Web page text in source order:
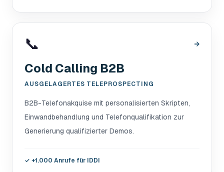
📞 →
Cold Calling B2B
AUSGELAGERTES TELEPROSPECTING
B2B-Telefonakquise mit personalisierten Skripten,
Einwandbehandlung und Telefonqualifikation zur
Generierung qualifizierter Demos.
✓ +1.000 Anrufe für IDDI